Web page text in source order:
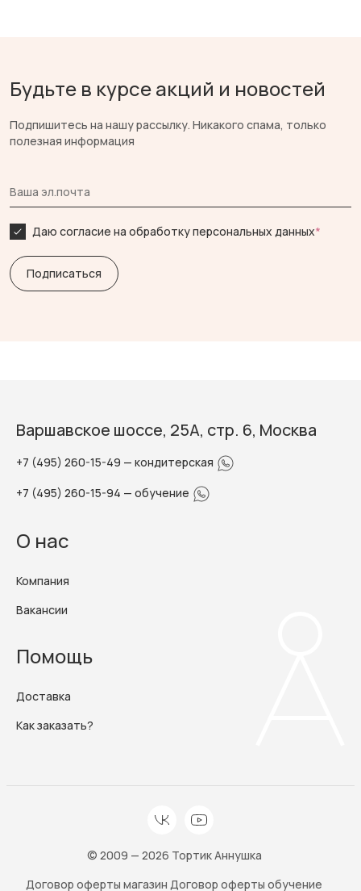
Будьте в курсе акций и новостей
Подпишитесь на нашу рассылку. Никакого спама, только
полезная информация
Даю согласие на обработку персональных данных*
Варшавское шоссе, 25А, стр. 6, Москва
+7 (495) 260-15-49 — кондитерская
+7 (495) 260-15-94 — обучение
О нас
Компания
Вакансии
Помощь
Доставка
Как заказать?
© 2009 — 2026 Тортик Аннушка
Договор оферты магазин Договор оферты обучение